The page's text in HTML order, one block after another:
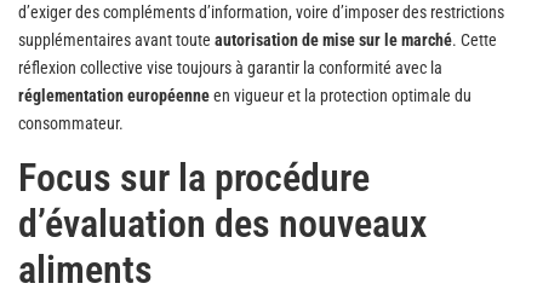
d’exiger des compléments d’information, voire d’imposer des restrictions
supplémentaires avant toute autorisation de mise sur le marché. Cette
réflexion collective vise toujours à garantir la conformité avec la
réglementation européenneen vigueur et la protection optimale du
consommateur.
Focus sur la procédure
d’évaluation des nouveaux
aliments